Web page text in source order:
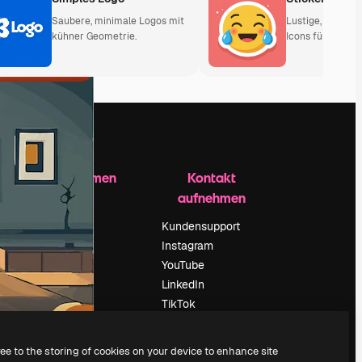
Saubere, minimale Logos mit
kühner Geometrie.
Lustige,
Icons für jedes
Unternehmen
Preise
Über uns
Reviews
Suchtrends
Blog
Kontakt
aufnehmen
Kundensupport
Instagram
YouTube
LinkedIn
TikTok
to the storing of cookies on your device to enhance site